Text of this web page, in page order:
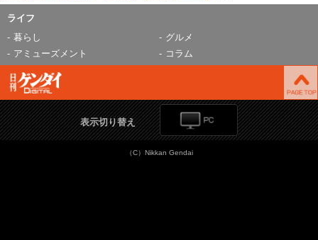
ライフ
暮らし
グルメ
アミューズメント
コラム
表示切り替え
（C）Nikkan Gendai